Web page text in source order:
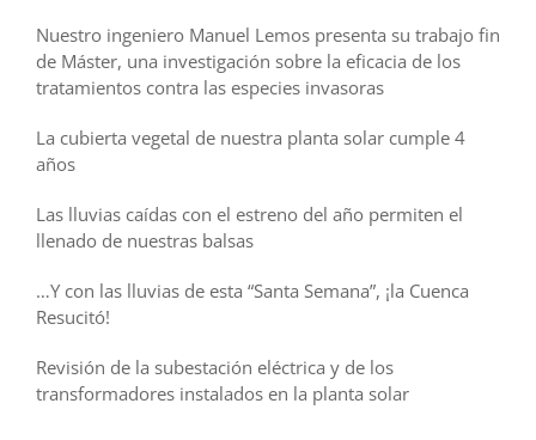
Nuestro ingeniero Manuel Lemos presenta su trabajo fin
de Máster, una investigación sobre la eficacia de los
tratamientos contra las especies invasoras
La cubierta vegetal de nuestra planta solar cumple 4
años
Las lluvias caídas con el estreno del año permiten el
llenado de nuestras balsas
…Y con las lluvias de esta “Santa Semana”, ¡la Cuenca
Resucitó!
Revisión de la subestación eléctrica y de los
transformadores instalados en la planta solar